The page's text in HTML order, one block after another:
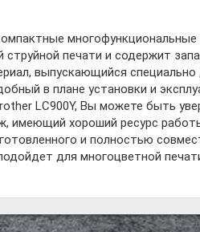
многофункциональные
печати и содержит
выпускающийся
в плане установки и
LC900Y, Вы можете быть
имеющий хороший ресурс
и полностью
для многоцветной